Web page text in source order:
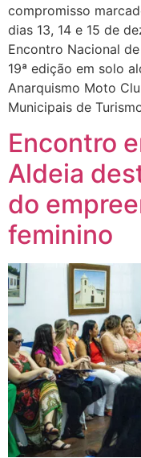
compromisso
dias 13, 14 e 15 de
Encontro Nacional
19ª edição em solo
Anarquismo Moto
Municipais de
Encontro
Aldeia
do
feminino